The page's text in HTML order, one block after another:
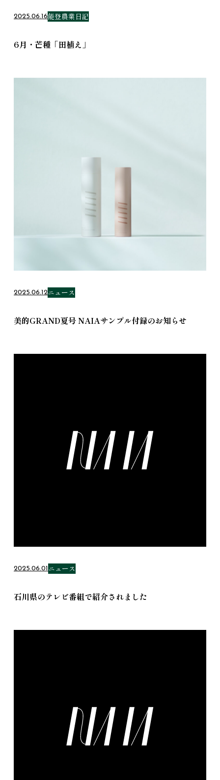
2025.06.16能登農業日記
6月・芒種「田植え」
2025.06.12ニュース
美的GRAND夏号 NAIAサンプル付録のお知らせ
2025.06.01 ニュース
石川県のテレビ番組で紹介されました